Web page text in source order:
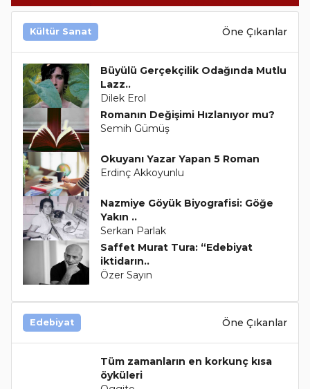
Kültür Sanat Öne Çıkanlar
Büyülü Gerçekçilik Odağında Mutlu
Lazz..
Dilek Erol
Romanın Değişimi Hızlanıyor mu?
Semih Gümüş
Okuyanı Yazar Yapan 5 Roman
Erdinç Akkoyunlu
Nazmiye Göyük Biyografisi: Göğe
Yakın ..
Serkan Parlak
Saffet Murat Tura: “Edebiyat
iktidarın..
Özer Sayın
Edebiyat Öne Çıkanlar
Tüm zamanların en korkunç kısa
öyküleri